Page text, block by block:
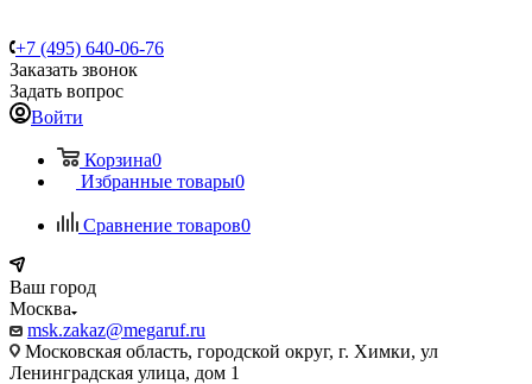
+7 (495) 640-06-76
Заказать звонок
Задать вопрос
Войти
Корзина0
Избранные товары0
Сравнение товаров0
Ваш город
Москва
msk.zakaz@megaruf.ru
Московская область, городской округ, г. Химки, ул
Ленинградская улица, дом 1